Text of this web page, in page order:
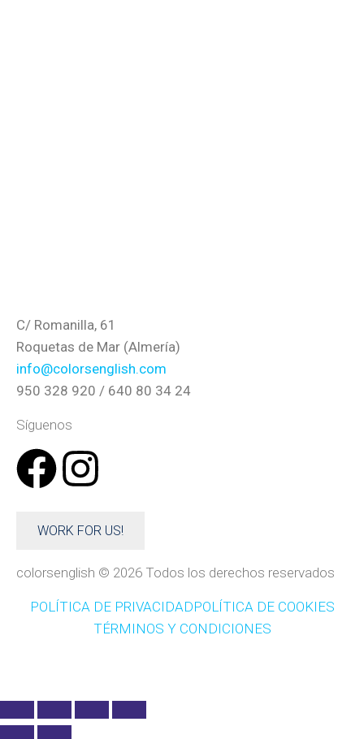
C/ Romanilla, 61
Roquetas de Mar (Almería)
info@colorsenglish.com
950 328 920 / 640 80 34 24
Síguenos
WORK FOR US!
colorsenglish © 2026 Todos los derechos reservados
POLÍTICA DE PRIVACIDADPOLÍTICA DE COOKIES
TÉRMINOS Y CONDICIONES